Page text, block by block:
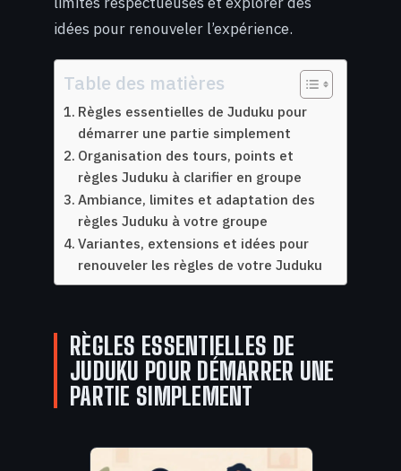
idées pour renouveler l’expérience.
Table des matières
Règles essentielles de Juduku pour
démarrer une partie simplement
Organisation des tours, points et
règles Juduku à clarifier en groupe
Ambiance, limites et adaptation des
règles Juduku à votre groupe
Variantes, extensions et idées pour
renouveler les règles de votre Juduku
RÈGLES ESSENTIELLES DE
JUDUKU POUR DÉMARRER UNE
PARTIE SIMPLEMENT